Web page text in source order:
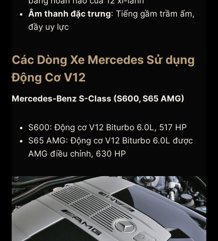
Âm thanh đặc trưng: Tiếng gầm trầm ấm,
đầy uy lực
Các Dòng Xe Mercedes Sử dụng
Động Cơ V12
Mercedes-Benz S-Class (S600, S65 AMG)
S600: Động cơ V12 Biturbo 6.0L, 517 HP
S65 AMG: Động cơ V12 Biturbo 6.0L được
AMG điều chỉnh, 630 HP